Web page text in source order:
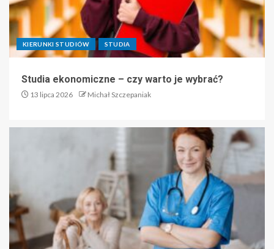
KIERUNKI STUDIÓW STUDIA
Studia ekonomiczne – czy warto je wybrać?
13 lipca 2026 Michał Szczepaniak